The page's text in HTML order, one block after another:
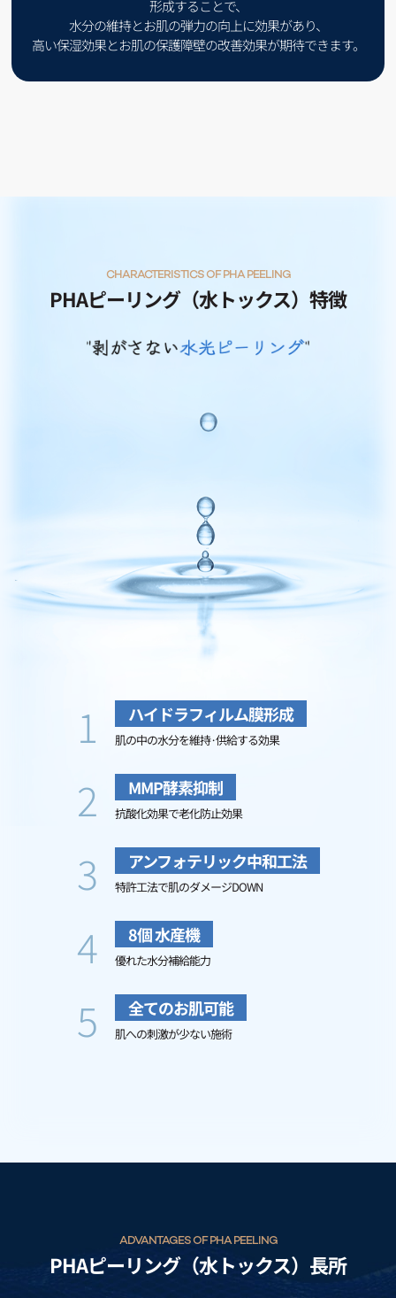
形成することで、
水分の維持とお肌の弾力の向上に効果があり、
高い保湿効果とお肌の保護障壁の改善効果が期待できます。
PHAピーリング（水トックス）特徴
CHARACTERISTICS OF PHA PEELING
1 ハイドラフィルム膜形成
肌の中の水分を維持·供給する効果
2 MMP酵素抑制
抗酸化効果で老化防止効果
3 アンフォテリック中和工法
特許工法で肌のダメージDOWN
4 8個 水産機
優れた水分補給能力
5 全てのお肌可能
肌への刺激が少ない施術
PHAピーリング（水トックス）長所
ADVANTAGES OF PHA PEELING